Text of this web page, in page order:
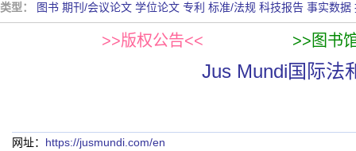
类型：
图书 期刊/会议论文 学位论文 专利 标准/法规 科技报告 事实数据
>>版权公告<< >>图书
Jus Mundi国际法
网址： https://jusmundi.com/en